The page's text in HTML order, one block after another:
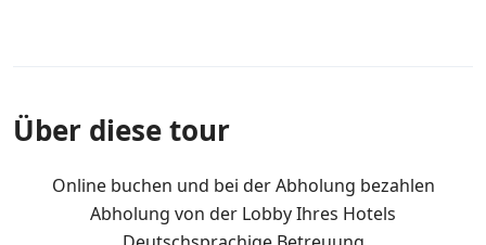
Über diese tour
Online buchen und bei der Abholung bezahlen
Abholung von der Lobby Ihres Hotels